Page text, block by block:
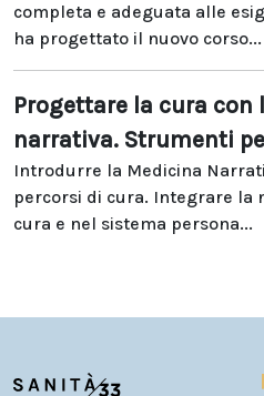
completa e adeguata alle
ha progettato il nuovo corso...
Progettare la cura con
narrativa. Strumenti
Introdurre la Medicina
percorsi di cura. Integrare la
cura e nel sistema persona...